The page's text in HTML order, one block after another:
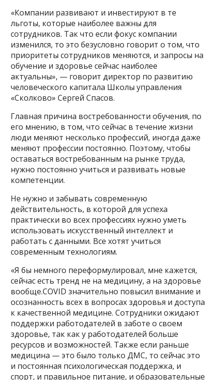
«Компании развивают и инвестируют в те
льготы, которые наиболее важны для
сотрудников. Так что если фокус компании
изменился, то это безусловно говорит о том, что
приоритеты сотрудников меняются, и запросы на
обучение и здоровье сейчас наиболее
актуальны», — говорит директор по развитию
человеческого капитала Школы управления
«Сколково» Сергей Спасов.
Главная причина востребованности обучения, по
его мнению, в том, что сейчас в течение жизни
люди меняют несколько профессий, иногда даже
меняют профессии постоянно. Поэтому, чтобы
оставаться востребованным на рынке труда,
нужно постоянно учиться и развивать новые
компетенции.
Не нужно и забывать современную
действительность, в которой для успеха
практически во всех профессиях нужно уметь
использовать искусственный интеллект и
работать с данными. Все хотят учиться
современным технологиям.
«Я бы немного переформулировал, мне кажется,
сейчас есть тренд не на медицину, а на здоровье
вообще.COVID значительно повысил внимание и
осознанность всех в вопросах здоровья и доступа
к качественной медицине. Сотрудники ожидают
поддержки работодателей в заботе о своем
здоровье, так как у работодателей больше
ресурсов и возможностей. Также если раньше
медицина — это было только ДМС, то сейчас это
и постоянная психологическая поддержка, и
спорт, и правильное питание, и образовательные